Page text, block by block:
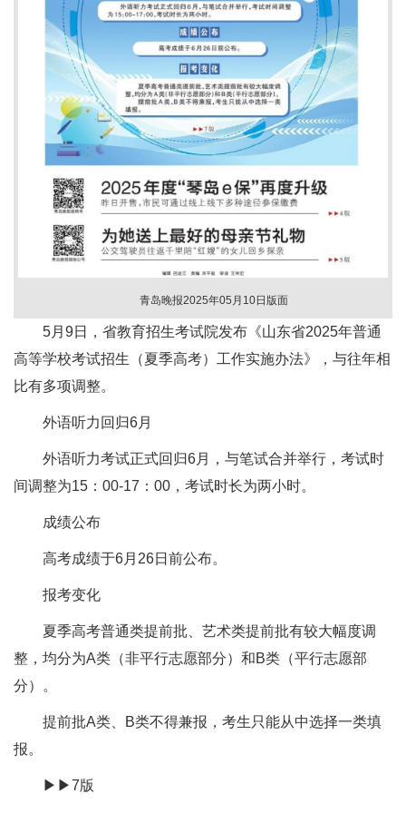
青岛晚报2025年05月10日版面
5月9日，省教育招生考试院发布《山东省2025年普通
高等学校考试招生（夏季高考）工作实施办法》，与往年相
比有多项调整。
外语听力回归6月
外语听力考试正式回归6月，与笔试合并举行，考试时
间调整为15：00-17：00，考试时长为两小时。
成绩公布
高考成绩于6月26日前公布。
报考变化
夏季高考普通类提前批、艺术类提前批有较大幅度调
整，均分为A类（非平行志愿部分）和B类（平行志愿部
分）。
提前批A类、B类不得兼报，考生只能从中选择一类填
报。
▶▶7版